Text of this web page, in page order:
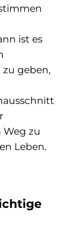
ist es
geben,
zu
Leben.